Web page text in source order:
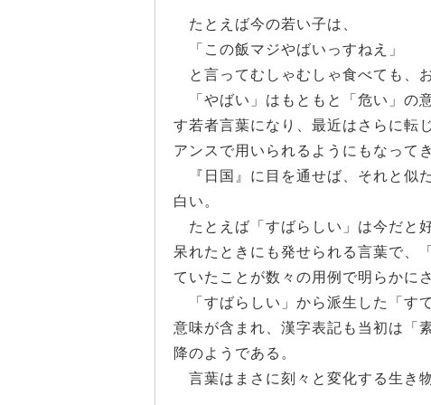
たとえば今の若い子は、
「この飯マジやばいっすねえ」
と言ってむしゃむしゃ食べても、
「やばい」はもともと「危い」の
す若者言葉になり、最近はさらに転
アンスで用いられるようにもなって
『日国』に目を通せば、それと似
白い。
たとえば「すばらしい」は今だと
呆れたときにも発せられる言葉で、
ていたことが数々の用例で明らかに
「すばらしい」から派生した「す
意味が含まれ、漢字表記も当初は「
降のようである。
言葉はまさに刻々と変化する生き